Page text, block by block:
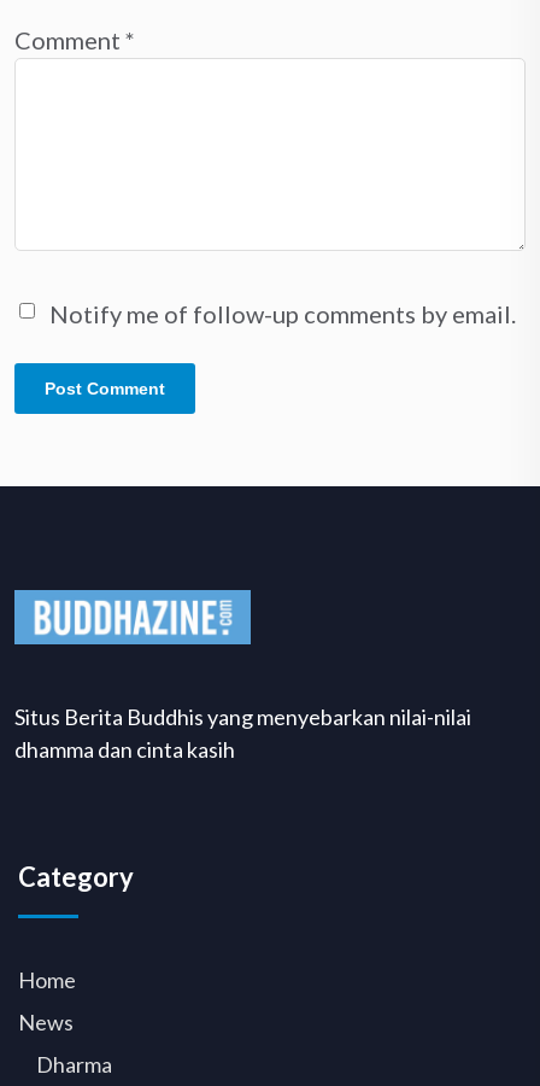
Comment *
Notify me of follow-up comments by email.
Situs Berita Buddhis yang menyebarkan nilai-nilai
dhamma dan cinta kasih
Category
Home
News
Dharma